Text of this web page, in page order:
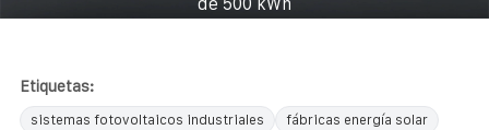
de 500 kWh
Etiquetas:
sistemas fotovoltaicos industriales
fábricas energía solar